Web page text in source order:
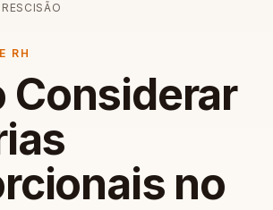
RESCISÃO
RH
Considerar
no